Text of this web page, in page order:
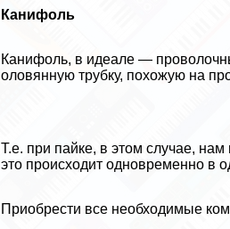
Канифоль
Канифоль, в идеале —
оловянную трубку, похожую на
Т.е. при пайке, в этом случае,
это происходит одновременно в
Приобрести все необходимые